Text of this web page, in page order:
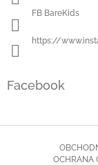
FB BareKids
https://
Facebook
OCHRANA